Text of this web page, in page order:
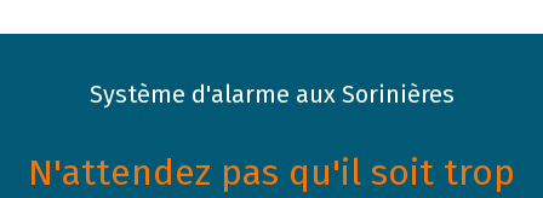
Système d'alarme aux Sorinières
N'attendez pas qu'il soit trop